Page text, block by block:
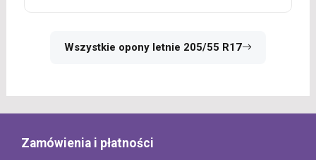
Wszystkie opony letnie 205/55 R17
Zamówienia i płatności